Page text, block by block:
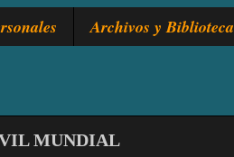
Archivos y Biblioteca
MUNDIAL